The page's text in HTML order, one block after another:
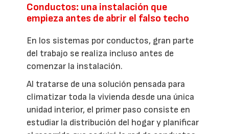
Conductos: una instalación que
empieza antes de abrir el falso techo
En los sistemas por conductos, gran parte
del trabajo se realiza incluso antes de
comenzar la instalación.
Al tratarse de una solución pensada para
climatizar toda la vivienda desde una única
unidad interior, el primer paso consiste en
estudiar la distribución del hogar y planificar